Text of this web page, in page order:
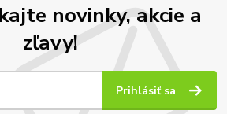
novinky, akcie a
zľavy!
Prihlásiť sa